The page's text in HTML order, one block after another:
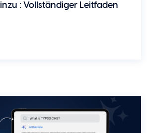
: Vollständiger Leitfaden